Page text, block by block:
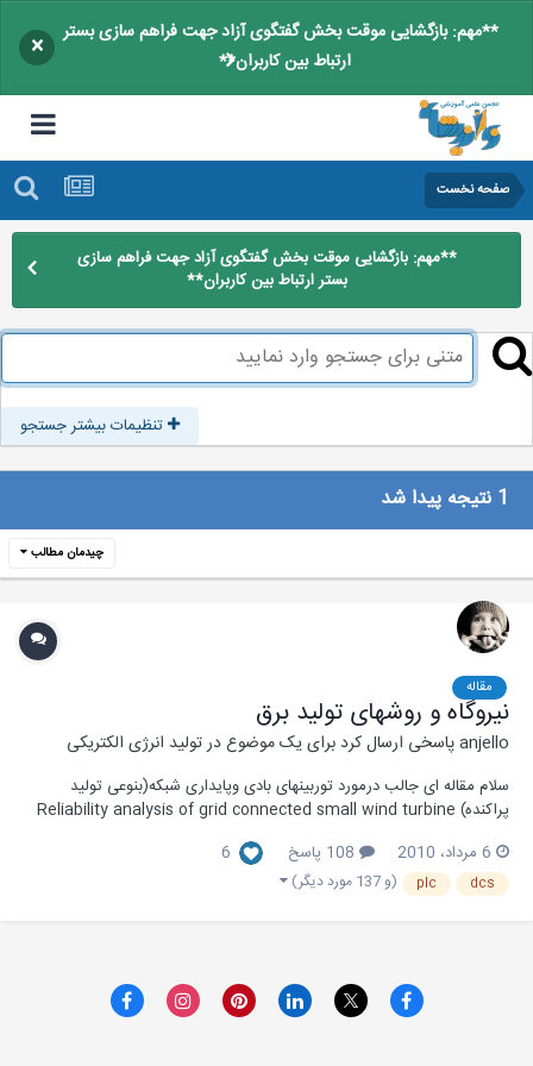
**مهم: بازگشایی موقت بخش گفتگوی آزاد جهت فراهم سازی بستر
ارتباط بین کاربران**
×
صفحه نخست
**مهم: بازگشایی موقت بخش گفتگوی آزاد جهت فراهم سازی
بستر ارتباط بین کاربران**
تنظیمات بیشتر جستجو
چیدمان مطالب
مقاله
نیروگاه و روشهای تولید برق
anjelloپاسخی ارسال کرد برای یک موضوع درتولید انرژی الکتریکی
سلام مقاله ای جالب درمورد توربینهای بادی وپایداری شبکه(بنوعی تولید
پراکنده) Reliability analysis of grid connected small wind turbine
6 مرداد، 2010 108 پاسخ 6
dcs
plc (و 137 مورد دیگر)